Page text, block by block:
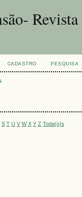
CADASTRO PESQUISA
S T U V W X Y Z Toda(o)s